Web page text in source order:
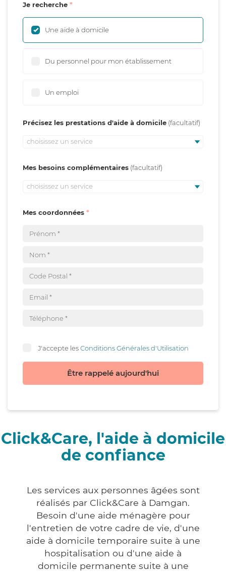
Je recherche
Une aide à domicile
Du personnel pour mon établissement
Un emploi
Précisez les prestations d'aide à domicile
choisissez un service
Mes besoins complémentaires
choisissez un service
Mes coordonnées
J'accepte lesConditions Générales d'Utilisation
Être rappelé aujourd'hui
Click&Care, l'aide à domicile
de confiance
Les services aux personnes âgées sont
réalisés par Click&Care à Damgan.
Besoin d'une aide ménagère pour
l'entretien de votre cadre de vie, d'une
aide à domicile temporaire suite à une
hospitalisation ou d'une aide à
domicile permanente suite à une